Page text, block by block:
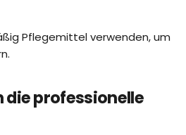
Pflegemittel verwenden, um
die professionelle